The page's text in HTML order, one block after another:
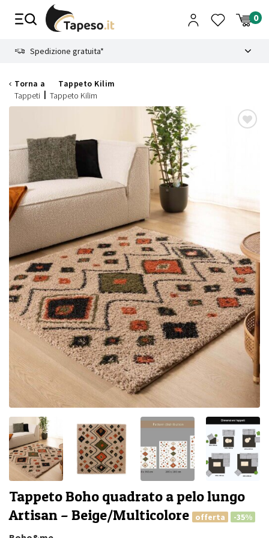
Spedizione gratuita*
Torna a
Tappeto Kilim
Tappeti
Tappeto Kilim
Tappeto Boho quadrato a pelo lungo
Artisan – Beige/Multicolore
offerta -35%